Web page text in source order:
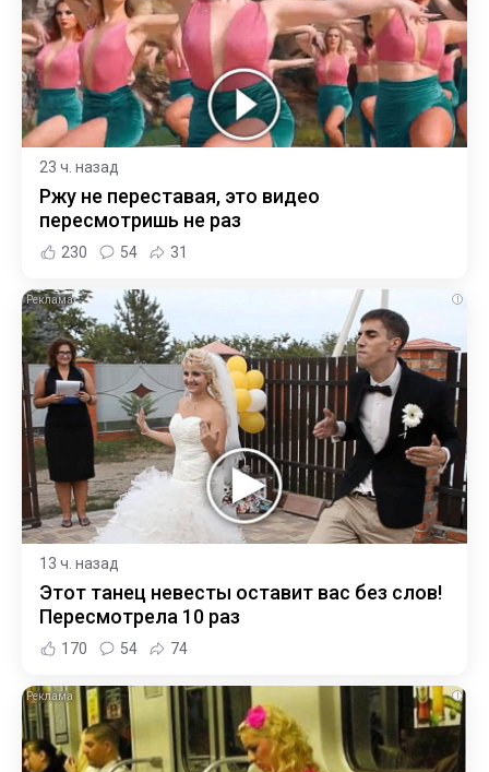
23 ч. назад
Ржу не переставая, это видео
пересмотришь не раз
230 54 31
i
13 ч. назад
Этот танец невесты оставит вас без слов!
Пересмотрела 10 раз
170 54 74
i